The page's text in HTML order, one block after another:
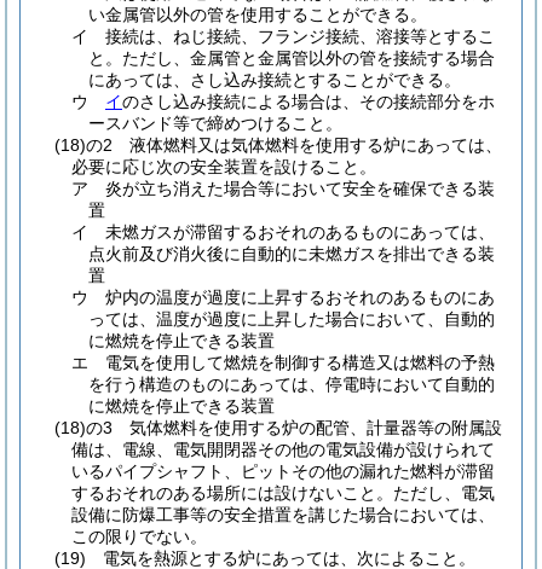
い金属管以外の管を使用することができる。
イ
接続は、ねじ接続、フランジ接続、溶接等とするこ
と。 ただし、金属管と金属管以外の管を接続する場合
にあっては、さし込み接続とすることができる。
ウ
イのさし込み接続による場合は、その接続部分をホ
ースバンド等で締めつけること。
(18)の2
液体燃料又は気体燃料を使用する炉にあっては、
必要に応じ次の安全装置を設けること。
ア
炎が立ち消えた場合等において安全を確保できる装
置
イ
未燃ガスが滞留するおそれのあるものにあっては、
点火前及び消火後に自動的に未燃ガスを排出できる装
置
ウ
炉内の温度が過度に上昇するおそれのあるものにあ
っては、温度が過度に上昇した場合において、自動的
に燃焼を停止できる装置
エ
電気を使用して燃焼を制御する構造又は燃料の予熱
を行う構造のものにあっては、停電時において自動的
に燃焼を停止できる装置
(18)の3
気体燃料を使用する炉の配管、計量器等の附属設
備は、電線、電気開閉器その他の電気設備が設けられて
いるパイプシャフト、ピットその他の漏れた燃料が滞留
するおそれのある場所には設けないこと。 ただし、電気
設備に防爆工事等の安全措置を講じた場合においては、
この限りでない。
(19)
電気を熱源とする炉にあっては、次によること。